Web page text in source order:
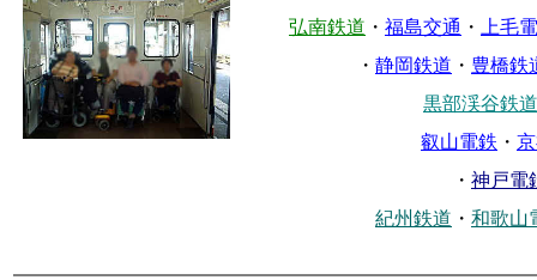
弘南鉄道 ・ 福島交通 ・
上毛
・ 静岡鉄道 ・ 豊橋鉄
黒部渓谷鉄道
叡山電鉄 ・
・ 神戸電
紀州鉄道 ・ 和歌山